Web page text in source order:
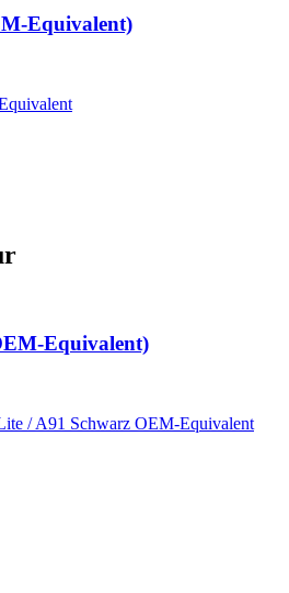
Equivalent)
Equivalent)
/ A91 Schwarz OEM-Equivalent